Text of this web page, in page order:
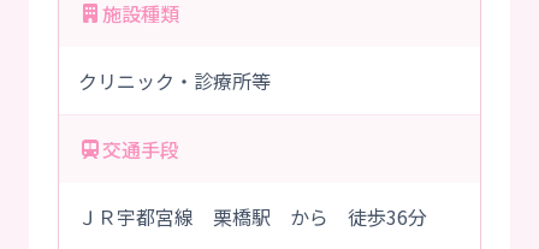
施設種類
クリニック・診療所等
交通手段
ＪＲ宇都宮線 栗橋駅 から 徒歩36分